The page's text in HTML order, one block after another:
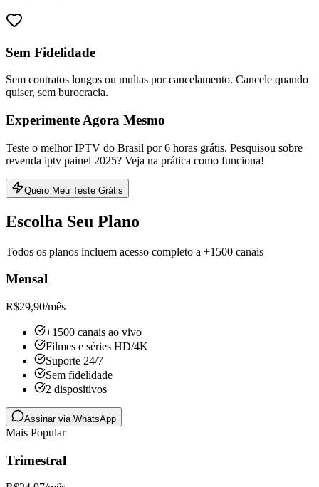
Sem Fidelidade
Sem contratos longos ou multas por cancelamento. Cancele quando
quiser, sem burocracia.
Experimente Agora Mesmo
Teste o melhor IPTV do Brasil por 6 horas grátis. Pesquisou sobre
revenda iptv painel 2025? Veja na prática como funciona!
Quero Meu Teste Grátis
Escolha Seu Plano
Todos os planos incluem acesso completo a +1500 canais
Mensal
R$29,90/mês
+1500 canais ao vivo
Filmes e séries HD/4K
Suporte 24/7
Sem fidelidade
2 dispositivos
Assinar via WhatsApp
Mais Popular
Trimestral